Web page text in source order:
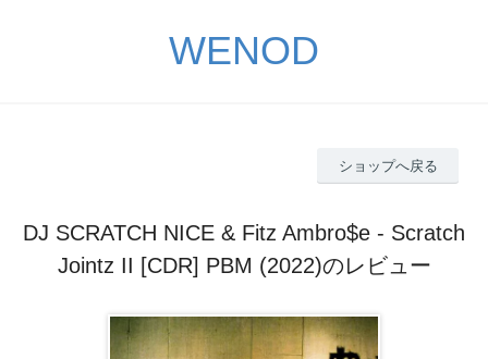
WENOD
ショップへ戻る
DJ SCRATCH NICE & Fitz Ambro$e - Scratch
Jointz II [CDR] PBM (2022)のレビュー